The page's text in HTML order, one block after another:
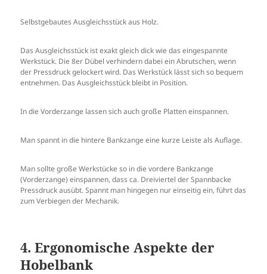
Selbstgebautes Ausgleichsstück aus Holz.
Das Ausgleichsstück ist exakt gleich dick wie das eingespannte
Werkstück. Die 8er Dübel verhindern dabei ein Abrutschen, wenn
der Pressdruck gelockert wird. Das Werkstück lässt sich so bequem
entnehmen. Das Ausgleichsstück bleibt in Position.
In die Vorderzange lassen sich auch große Platten einspannen.
Man spannt in die hintere Bankzange eine kurze Leiste als Auflage.
Man sollte große Werkstücke so in die vordere Bankzange
(Vorderzange) einspannen, dass ca. Dreiviertel der Spannbacke
Pressdruck ausübt. Spannt man hingegen nur einseitig ein, führt das
zum Verbiegen der Mechanik.
4. Ergonomische Aspekte der
Hobelbank